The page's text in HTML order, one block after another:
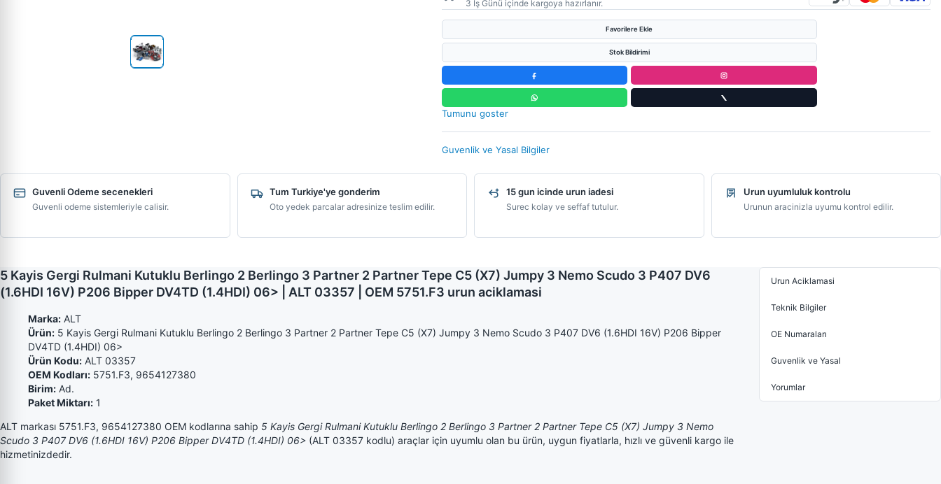
3 İş Günü içinde kargoya hazırlanır.
Favorilere Ekle
Stok Bildirimi
Tumunu goster
Guvenlik ve Yasal Bilgiler
Guvenli Odeme secenekleri
Guvenli odeme sistemleriyle calisir.
Tum Turkiye'ye gonderim
Oto yedek parcalar adresinize teslim edilir.
15 gun icinde urun iadesi
Surec kolay ve seffaf tutulur.
Urun uyumluluk kontrolu
Urunun aracinizla uyumu kontrol edilir.
5 Kayis Gergi Rulmani Kutuklu Berlingo 2 Berlingo 3 Partner 2 Partner Tepe C5 (X7) Jumpy 3 Nemo Scudo 3 P407 DV6
(1.6HDI 16V) P206 Bipper DV4TD (1.4HDI) 06> | ALT 03357 | OEM 5751.F3 urun aciklamasi
Marka: ALT
Ürün: 5 Kayis Gergi Rulmani Kutuklu Berlingo 2 Berlingo 3 Partner 2 Partner Tepe C5 (X7) Jumpy 3 Nemo Scudo 3 P407 DV6 (1.6HDI 16V) P206 Bipper
DV4TD (1.4HDI) 06>
Ürün Kodu: ALT 03357
OEM Kodları: 5751.F3, 9654127380
Birim: Ad.
Paket Miktarı: 1
ALT markası 5751.F3, 9654127380 OEM kodlarına sahip 5 Kayis Gergi Rulmani Kutuklu Berlingo 2 Berlingo 3 Partner 2 Partner Tepe C5 (X7) Jumpy 3 Nemo
Scudo 3 P407 DV6 (1.6HDI 16V) P206 Bipper DV4TD (1.4HDI) 06> (ALT 03357 kodlu) araçlar için uyumlu olan bu ürün, uygun fiyatlarla, hızlı ve güvenli kargo ile
hizmetinizdedir.
Urun Aciklamasi
Teknik Bilgiler
OE Numaraları
Guvenlik ve Yasal
Yorumlar